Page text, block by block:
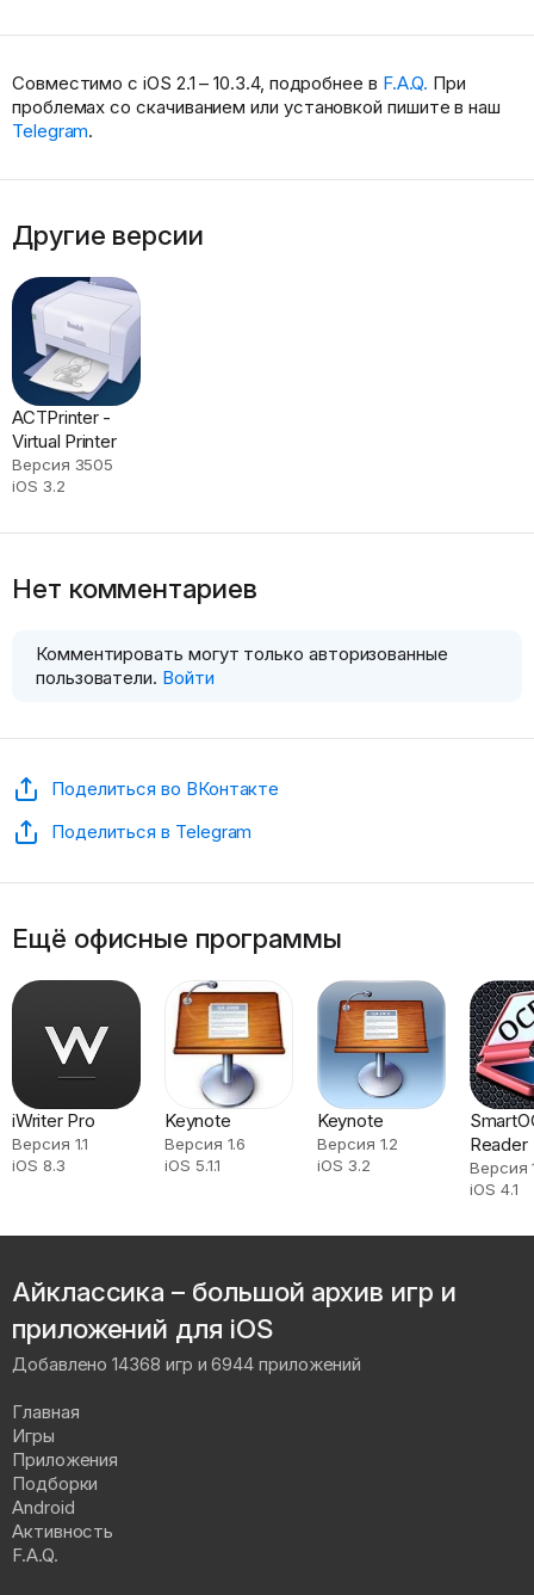
Совместимо с iOS 2.1 – 10.3.4, подробнее в F.A.Q. При
проблемах со скачиванием или установкой пишите в наш
Telegram.
Другие версии
ACTPrinter -
Virtual Printer
Версия 3505
iOS 3.2
Нет комментариев
Комментировать могут только авторизованные
пользователи. Войти
Поделиться во ВКонтакте
Поделиться в Telegram
Ещё офисные программы
iWriter Pro
Версия 1.1
iOS 8.3
Keynote
Версия 1.6
iOS 5.1.1
Keynote
Версия 1.2
iOS 3.2
Reader
Версия
iOS 4.1
Айклассика – большой архив игр и
приложений для iOS
Добавлено 14368 игр и 6944 приложений
Главная
Игры
Приложения
Подборки
Android
Активность
F.A.Q.